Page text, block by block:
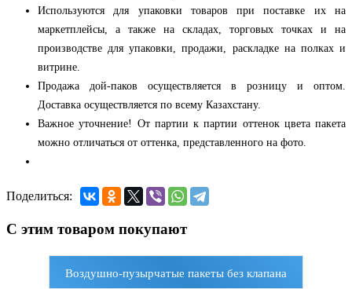
Используются для упаковки товаров при поставке их на
маркетплейсы, а также на складах, торговых точках и на
производстве для упаковки, продажи, раскладке на полках и
витрине.
Продажа дой-паков осуществляется в розницу и оптом.
Доставка осуществляется по всему Казахстану.
Важное уточнение! От партии к партии оттенок цвета пакета
можно отличаться от оттенка, представленного на фото.
Поделиться:
С этим товаром покупают
Воздушно-пузырчатые пакеты без клапана